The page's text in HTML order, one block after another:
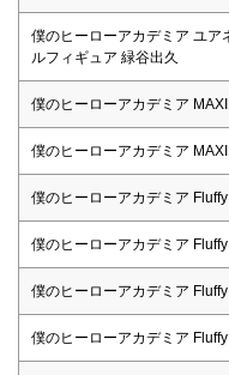
僕のヒーローアカデミア ユア
ルフィギュア 緑谷出久
僕のヒーローアカデミア
僕のヒーローアカデミア
僕のヒーローアカデミア
僕のヒーローアカデミア
僕のヒーローアカデミア Fluffy
僕のヒーローアカデミア Fluffy